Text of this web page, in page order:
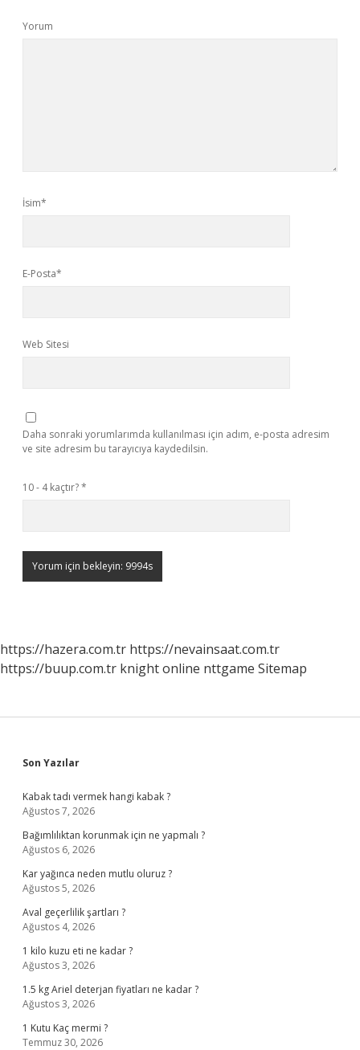
Yorum
İsim*
E-Posta*
Web Sitesi
Daha sonraki yorumlarımda kullanılması için adım, e-posta adresim
ve site adresim bu tarayıcıya kaydedilsin.
10 - 4 kaçtır?*
https://hazera.com.tr https://nevainsaat.com.tr
https://buup.com.tr knight online nttgame Sitemap
Sidebar
Son Yazılar
Kabak tadı vermek hangi kabak ?
Ağustos 7, 2026
Bağımlılıktan korunmak için ne yapmalı ?
Ağustos 6, 2026
Kar yağınca neden mutlu oluruz ?
Ağustos 5, 2026
Aval geçerlilik şartları ?
Ağustos 4, 2026
1 kilo kuzu eti ne kadar ?
Ağustos 3, 2026
1.5 kg Ariel deterjan fiyatları ne kadar ?
Ağustos 3, 2026
1 Kutu Kaç mermi ?
Temmuz 30, 2026